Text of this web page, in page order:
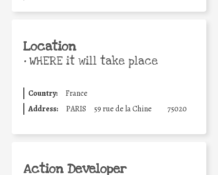
Location
•WHERE it will take place
Country:
France
Address:
PARIS 59 rue de la Chine 75020
Action Developer